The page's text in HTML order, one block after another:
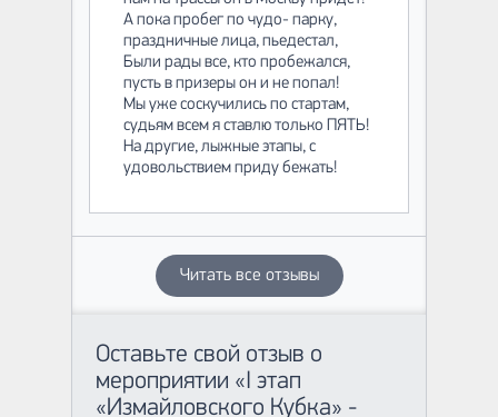
А пока пробег по чудо- парку,
праздничные лица, пьедестал,
Были рады все, кто пробежался,
пусть в призеры он и не попал!
Мы уже соскучились по стартам,
судьям всем я ставлю только ПЯТЬ!
На другие, лыжные этапы, с
удовольствием приду бежать!
Читать все отзывы
Оставьте свой отзыв о
мероприятии «I этап
«Измайловского Кубка» -